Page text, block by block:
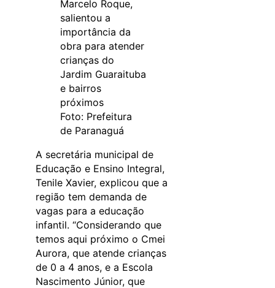
Marcelo Roque,
salientou a
importância da
obra para atender
crianças do
Jardim Guaraituba
e bairros
próximos
Foto: Prefeitura
de Paranaguá
A secretária municipal de
Educação e Ensino Integral,
Tenile Xavier, explicou que a
região tem demanda de
vagas para a educação
infantil. “Considerando que
temos aqui próximo o Cmei
Aurora, que atende crianças
de 0 a 4 anos, e a Escola
Nascimento Júnior, que